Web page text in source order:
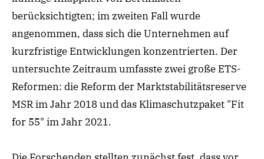
berücksichtigten; im zweiten Fall wurde
angenommen, dass sich die Unternehmen auf
kurzfristige Entwicklungen konzentrierten. Der
untersuchte Zeitraum umfasste zwei große ETS-
Reformen: die Reformder Marktstabilitätsreserve
MSR im Jahr 2018 und das Klimaschutzpaket "Fit
for 55" im Jahr 2021.